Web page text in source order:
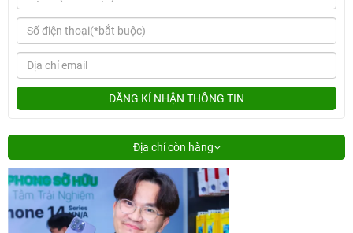
ĐĂNG KÍ NHẬN THÔNG TIN
Địa chỉ còn hàng